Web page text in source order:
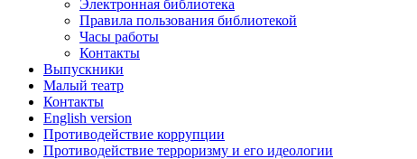
Электронная библиотека
Правила пользования библиотекой
Часы работы
Контакты
Выпускники
Малый театр
Контакты
English version
Противодействие коррупции
Противодействие терроризму и его идеологии